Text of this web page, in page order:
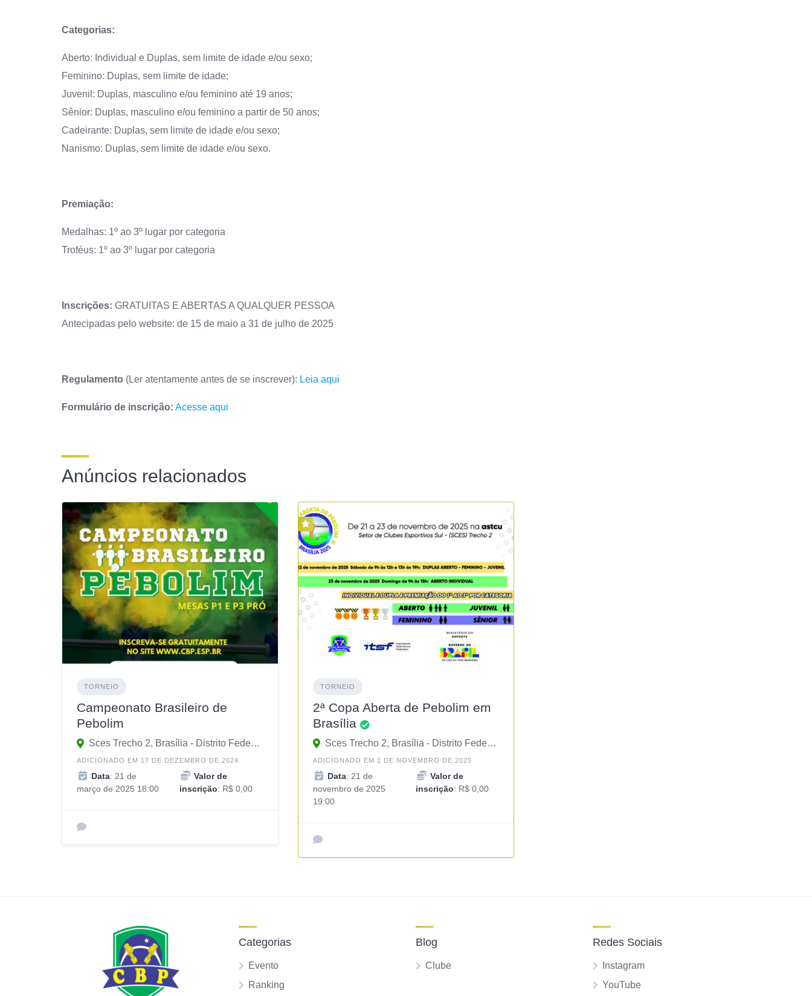
Categorias:
Aberto: Individual e Duplas, sem limite de idade e/ou sexo;
Feminino: Duplas, sem limite de idade;
Juvenil: Duplas, masculino e/ou feminino até 19 anos;
Sênior: Duplas, masculino e/ou feminino a partir de 50 anos;
Cadeirante: Duplas, sem limite de idade e/ou sexo;
Nanismo: Duplas, sem limite de idade e/ou sexo.
Premiação:
Medalhas: 1º ao 3º lugar por categoria
Troféus: 1º ao 3º lugar por categoria
Inscrições: GRATUITAS E ABERTAS A QUALQUER PESSOA
Antecipadas pelo website: de 15 de maio a 31 de julho de 2025
Regulamento (Ler atentamente antes de se inscrever): Leia aqui
Formulário de inscrição: Acesse aqui
Anúncios relacionados
TORNEIO
Campeonato Brasileiro de
Pebolim
Sces Trecho 2, Brasília - Distrito Federal, 70200-002, Brasil
ADICIONADO EM 17 DE DEZEMBRO DE 2024
Data: 21 de
março de 2025 18:00
Valor de
inscrição: R$ 0,00
TORNEIO
2ª Copa Aberta de Pebolim em
Brasília
Sces Trecho 2, Brasília - Distrito Federal, 70200, Brasil
ADICIONADO EM 1 DE NOVEMBRO DE 2025
Data: 21 de
novembro de 2025
19:00
Valor de
inscrição: R$ 0,00
Categorias
Evento
Ranking
Blog
Clube
Redes Sociais
Instagram
YouTube